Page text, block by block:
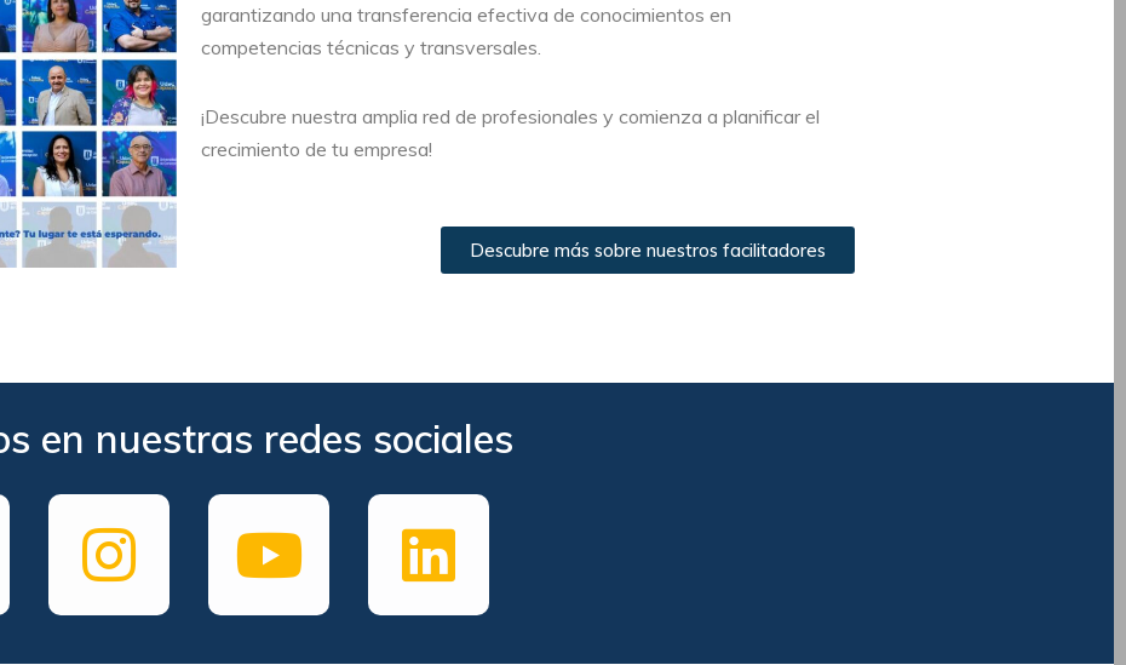
garantizando una transferencia efectiva de conocimientos en
competencias técnicas y transversales.
¡Descubre nuestra amplia red de profesionales y comienza a planificar el
crecimiento de tu empresa!
Descubre más sobre nuestros facilitadores
en nuestras redes sociales